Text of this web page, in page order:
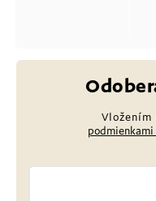
podmienkami